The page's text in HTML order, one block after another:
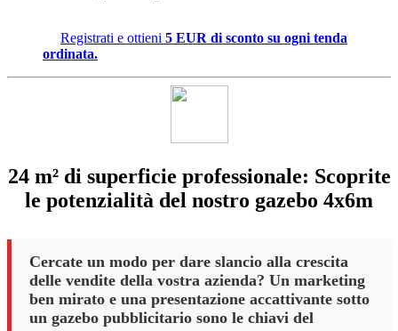
Registrati e ottieni 5 EUR di sconto su ogni tenda
ordinata.
24 m² di superficie professionale: Scoprite
le potenzialità del nostro gazebo 4x6m
Cercate un modo per dare slancio alla crescita
delle vendite della vostra azienda? Un marketing
ben mirato e una presentazione accattivante sotto
un gazebo pubblicitario sono le chiavi del